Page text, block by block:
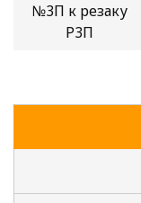
№3П к резаку
Р3П